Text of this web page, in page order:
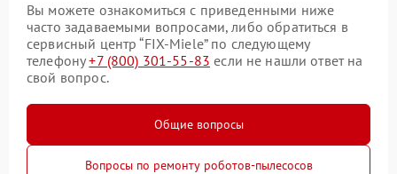
Вы можете ознакомиться с приведенными ниже
часто задаваемыми вопросами, либо обратиться в
сервисный центр “FIX-Miele” по следующему
телефону+7 (800) 301-55-83 если не нашли ответ на
свой вопрос.
Общие вопросы
Вопросы по ремонту роботов-пылесосов